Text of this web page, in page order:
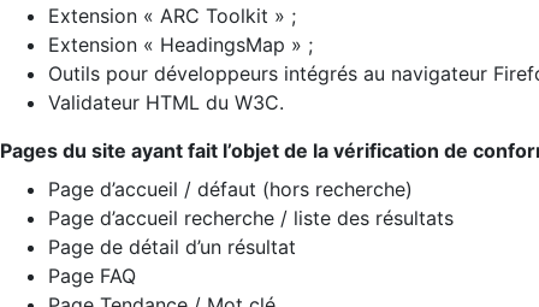
Extension « ARC Toolkit » ;
Extension « HeadingsMap » ;
Outils pour développeurs intégrés au navigateur
Validateur HTML du W3C.
Pages du site ayant fait l’objet de la vérification de
Page d’accueil / défaut (hors recherche)
Page d’accueil recherche / liste des résultats
Page de détail d’un résultat
Page FAQ